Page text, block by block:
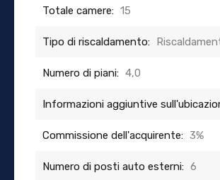
Totale camere: 15
Tipo di riscaldamento:
Numero di piani: 4,0
Informazioni aggiuntive
Commissione dell'acquirente: 3%
Numero di posti auto esterni: 6